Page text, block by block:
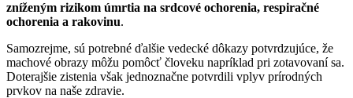
zníženým rizikom úmrtia na srdcové ochorenia, respiračné
ochorenia a rakovinu.
Samozrejme, sú potrebné ďalšie vedecké dôkazy potvrdzujúce, že
machové obrazy môžu pomôcť človeku napríklad pri zotavovaní sa.
Doterajšie zistenia však jednoznačne potvrdili vplyv prírodných
prvkov na naše zdravie.